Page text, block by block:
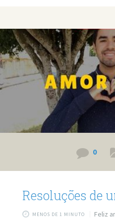
0
Resoluções de
MENOS DE 1 MINUTO
Feliz